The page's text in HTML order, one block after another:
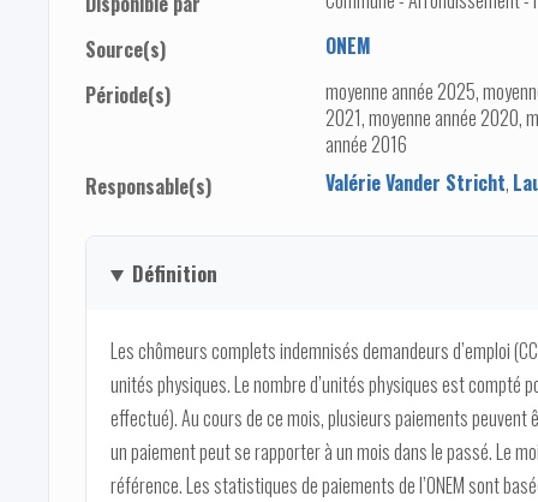
Source(s)
ONEM
Période(s)
moyenne année 2025,
2021, moyenne année 2020,
année 2016
Responsable(s)
Valérie Vander Stricht,
Définition
Les chômeurs complets indemnisés demandeurs d’emploi
unités physiques. Le nombre d’unités physiques est compté
effectué). Au cours de ce mois, plusieurs paiements
un paiement peut se rapporter à un mois dans le passé. Le
référence. Les statistiques de paiements de l’ONEM sont